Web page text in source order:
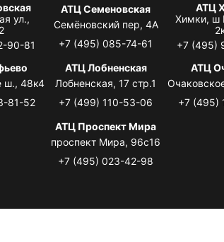
ул.,
90-81
АТЦ Семеновская
Семёновский пер, 4А
+7 (495) 085-74-61
АТЦ
Химки, ш
+7 (495)
ш., 48к4
81-52
АТЦ Лобненская
Лобненская, 17 стр.1
+7 (499) 110-53-06
АТЦ
+7 (495)
АТЦ Проспект Мира
проспект Мира, 96с16
+7 (495) 023-42-98